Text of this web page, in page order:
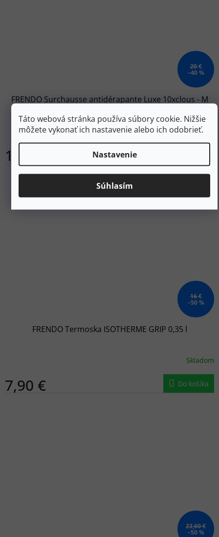
Táto webová stránka používa súbory cookie. Nižšie
môžete vykonať ich nastavenie alebo ich odobrieť.
Nastavenie
Súhlasím
20 €
–40 %
FRENDO Surchausse antidérapante Luxe 10xclous - M
Skladom
11,90 €
16 €
–50 %
FRENDO Termoska ISOTHERME GRIP 0,35 l
Skladom
7,90 € Do košíka
23,60 €
–50 %